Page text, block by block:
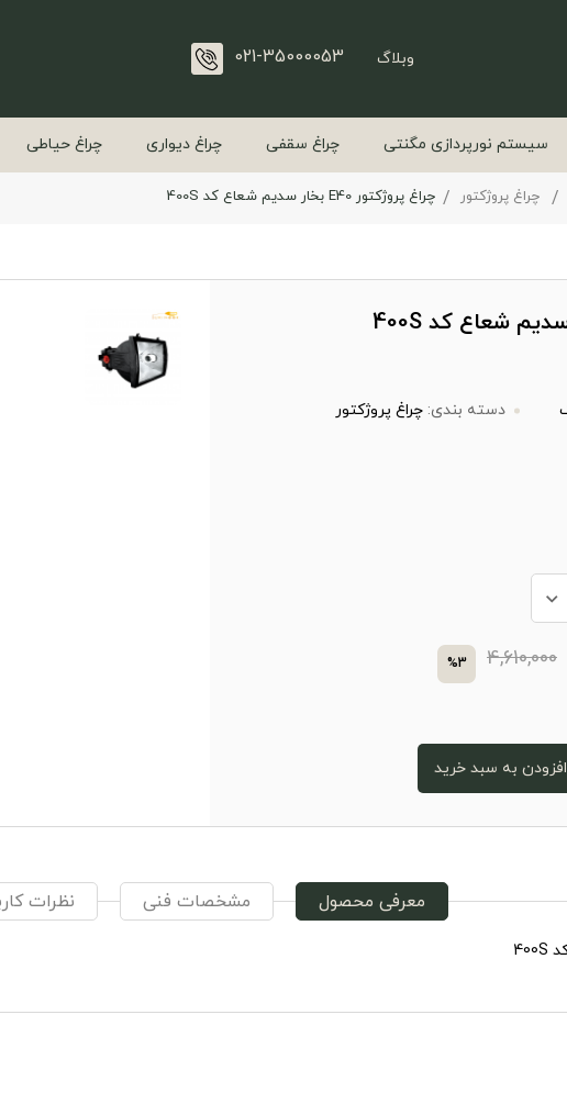
وبلاگ 021-35000053
سیستم نورپردازی مگنتی چراغ سقفی چراغ دیواری چراغ حیاطی
چراغ پروژکتور چراغ پروژکتور E40 بخار سدیم شعاع کد 400S
دسته بندی: چراغ پروژکتور
4,610,000
%3
افزودن به سبد خرید
معرفی محصول مشخصات فنی نظرات